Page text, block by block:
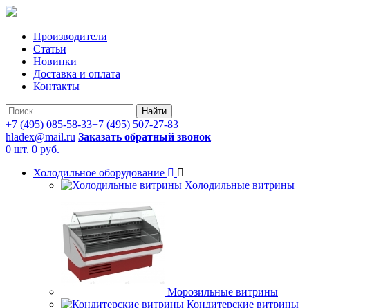
Производители
Статьи
Новинки
Доставка и оплата
Контакты
Найти
+7 (495) 085-58-33+7 (495) 507-27-83
hladex@mail.ru Заказать обратный звонок
0 шт. 0 руб.
Холодильное оборудование
Холодильные витрины
Морозильные витрины
Кондитерские витрины